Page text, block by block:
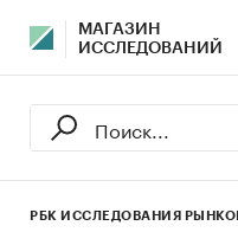
МАГАЗИН
ИССЛЕДОВАНИЙ
РБК ИССЛЕДОВАНИЯ